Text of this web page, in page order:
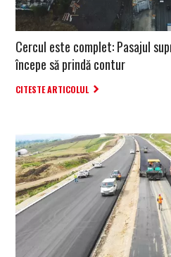
Cercul este complet: Pasajul
începe să prindă contur
CITESTE ARTICOLUL